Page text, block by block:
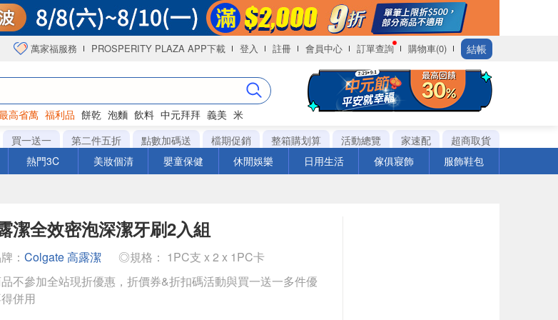
萬家福服務 PROSPERITY PLAZA APP下載 登入 註冊 會員中心 訂單查詢 購物車(0) 結帳
高省萬 福利品 餅乾 泡麵 飲料 中元拜拜 義美 米
買一送一 第二件五折 點數加碼送 檔期促銷 整箱購划算 活動總覽 家速配
超商取貨
熱門3C 美妝個清 嬰童保健 休閒娛樂 日用生活 傢俱寢飾 服飾鞋包
潔全效密泡深潔牙刷2入組
： Colgate 高露潔
◎規格： 1PC支 x 2 x 1PC卡
不參加全站現折優惠，折價券&折扣碼活動與買一送一多件優
併用